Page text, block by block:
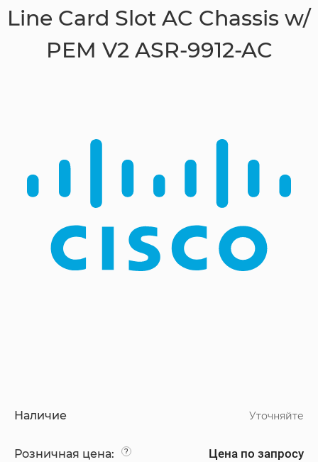
Line Card Slot AC Chassis w/
PEM V2 ASR-9912-AC
Наличие Уточняйте
Розничная цена: ? Цена по запросу